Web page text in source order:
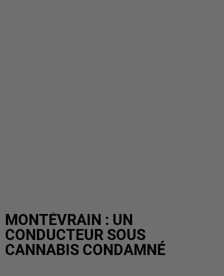
MONTÉVRAIN : UN
CONDUCTEUR SOUS
CANNABIS CONDAMNÉ